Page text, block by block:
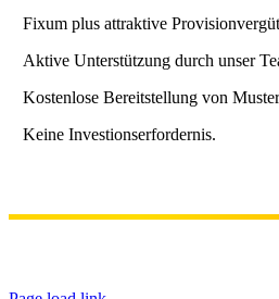
Fixum plus attraktive
Aktive Unterstützung durch unser
Kostenlose Bereitstellung von
Keine Investionserfordernis.